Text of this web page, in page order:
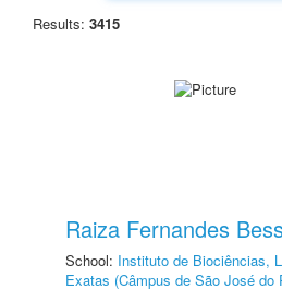
Results: 3415
Raiza Fernandes
School: Instituto de Biociências,
Exatas (Câmpus de São José do